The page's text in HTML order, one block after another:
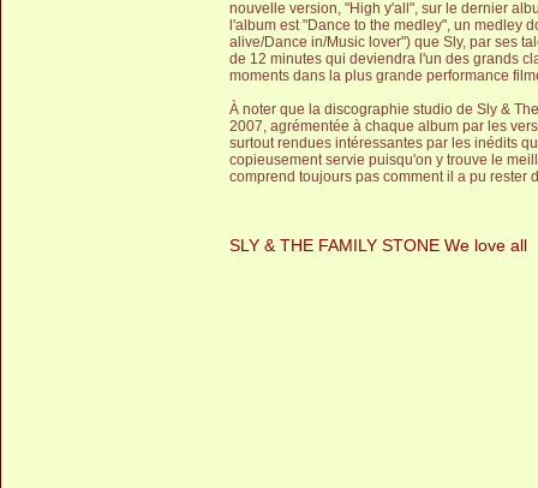
nouvelle version, "High y'all", sur le dernier
l'album est "Dance to the medley", un medley
alive/Dance in/Music lover") que Sly, par ses
de 12 minutes qui deviendra l'un des grands
moments dans la plus grande performance
À noter que la discographie studio de Sly &
2007, agrémentée à chaque album par les
surtout rendues intéressantes par les inédits
copieusement servie puisqu'on y trouve le
comprend toujours pas comment il a pu rester
SLY & THE FAMILY STONE We love all